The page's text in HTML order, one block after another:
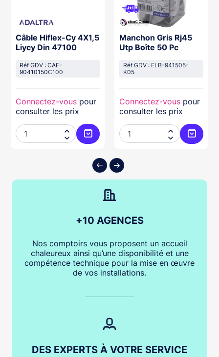
au panier
Câble Hiflex-Cy 4X1,5
Liycy Din 47100
Réf GDV : CAE-
90410150C100
Connectez-vous pour
consulter les prix


Ajouter au panier
Manchon Gris Rj45
Utp Boîte 50 Pc
Réf GDV : ELB-941505-
K05
Connectez-vous pour
consulter les prix


+10 AGENCES
Nos comptoirs vous proposent un accueil
chaleureux ainsi qu’une disponibilité et une
compétence technique pour la mise en œuvre
de vos installations.
DES EXPERTS À VOTRE SERVICE